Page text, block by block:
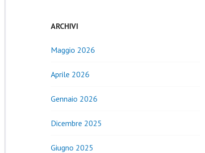
ARCHIVI
Maggio 2026
Aprile 2026
Gennaio 2026
Dicembre 2025
Giugno 2025